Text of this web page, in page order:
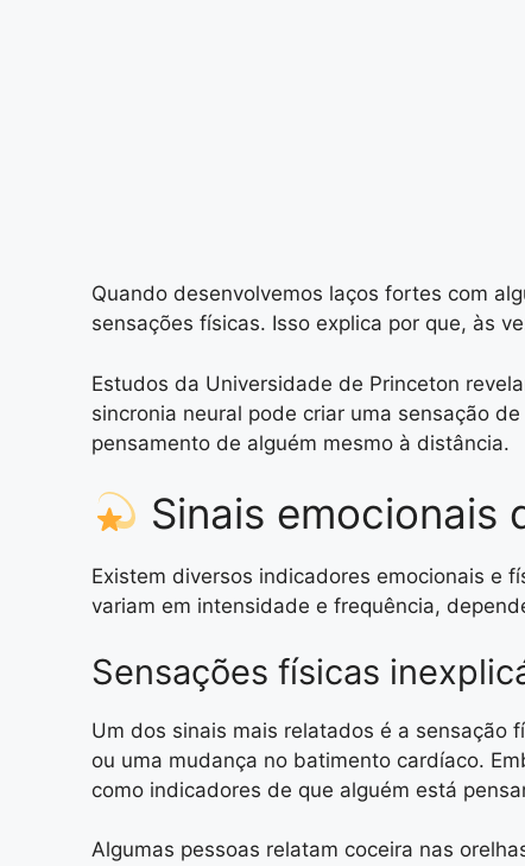
Quando desenvolvemos laços fortes com
sensações físicas. Isso explica por que, às
Estudos da Universidade de Princeton
sincronia neural pode criar uma sensação
pensamento de alguém mesmo à distância.
Sinais emocionais
Existem diversos indicadores emocionais e
variam em intensidade e frequência,
Sensações físicas
Um dos sinais mais relatados é a sensação
ou uma mudança no batimento cardíaco.
como indicadores de que alguém está
Algumas pessoas relatam coceira nas